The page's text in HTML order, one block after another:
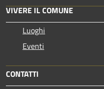
VIVERE IL COMUNE
Luoghi
Eventi
CONTATTI